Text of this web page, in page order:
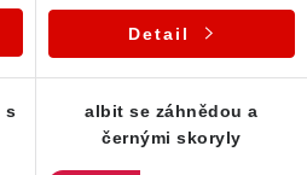
Detail
s
albit se záhnědou a
černými skoryly